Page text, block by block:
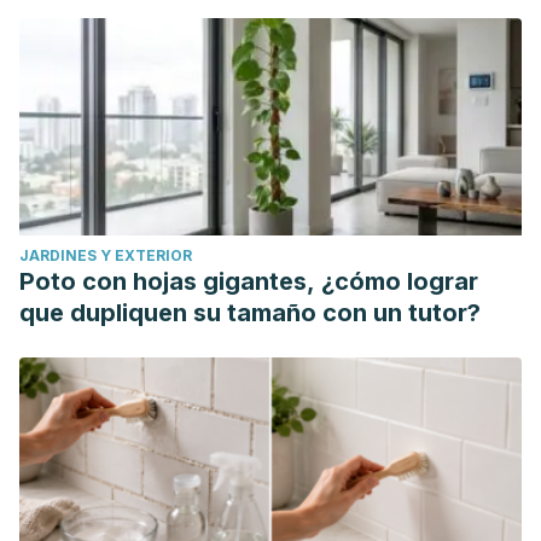
JARDINES Y EXTERIOR
Poto con hojas gigantes, ¿cómo lograr
que dupliquen su tamaño con un tutor?